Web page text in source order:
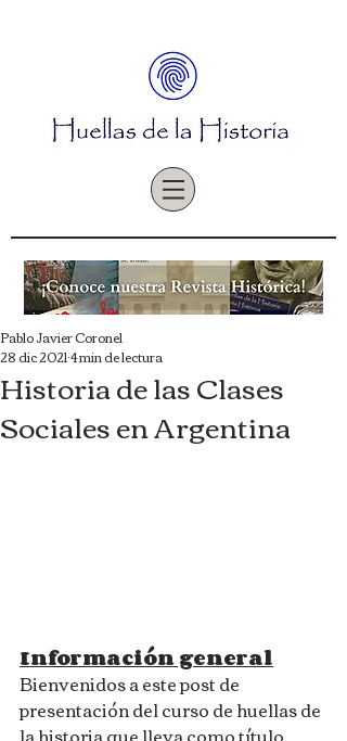
Historia de las Clases
Sociales en Argentina
Pablo Javier Coronel
28 dic 20214 min de lectura
Información general
Bienvenidos a este post de
presentación del curso de huellas de